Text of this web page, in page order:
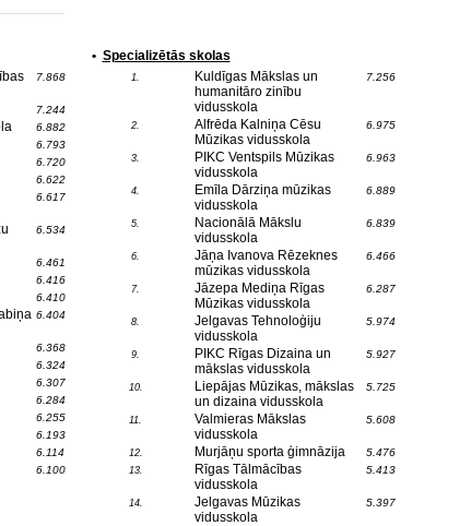
7.868
7.244
6.882
6.793
6.720
6.622
6.617
6.534
6.461
6.416
6.410
6.404
6.368
6.324
6.307
6.284
6.255
6.193
6.114
6.100
• Specializētās skolas
1.
Kuldīgas Mākslas un
humanitāro zinību
vidusskola
7.256
2.
Alfrēda Kalniņa Cēsu
Mūzikas vidusskola
6.975
3.
PIKC Ventspils Mūzikas
vidusskola
6.963
4.
Emīla Dārziņa mūzikas
vidusskola
6.889
5.
Nacionālā Mākslu
vidusskola
6.839
6.
Jāņa Ivanova Rēzeknes
mūzikas vidusskola
6.466
7.
Jāzepa Mediņa Rīgas
Mūzikas vidusskola
6.287
8.
Jelgavas Tehnoloģiju
vidusskola
5.974
9.
PIKC Rīgas Dizaina un
mākslas vidusskola
5.927
10.
Liepājas Mūzikas, mākslas
un dizaina vidusskola
5.725
11.
Valmieras Mākslas
vidusskola
5.608
12. Murjāņu sporta ģimnāzija 5.476
13.
Rīgas Tālmācības
vidusskola
5.413
14.
Jelgavas Mūzikas
vidusskola
5.397